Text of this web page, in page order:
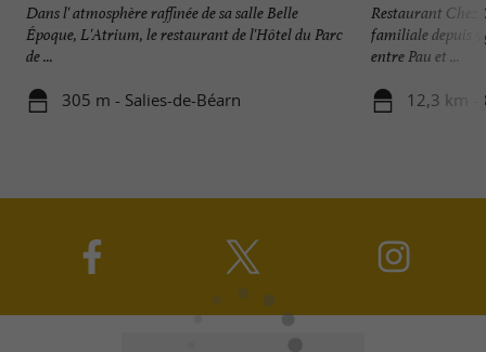
Dans l' atmosphère raffinée de sa salle Belle
Époque, L'Atrium, le restaurant de l'Hôtel du Parc
de ...
305 m - Salies-de-Béarn
Restaurant Chez
familiale depuis
entre Pau et ...
12,3 km -